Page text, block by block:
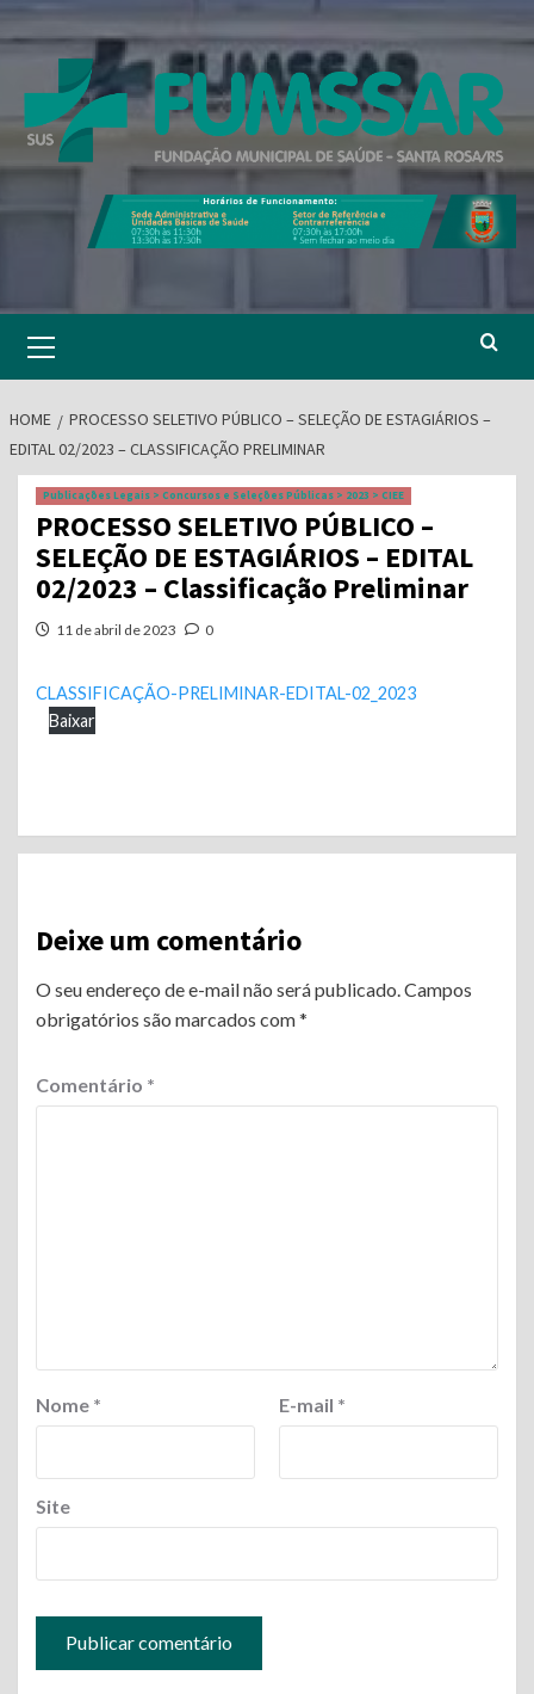
to
Menu
HOME
PROCESSO SELETIVO PÚBLICO – SELEÇÃO DE ESTAGIÁRIOS –
EDITAL 02/2023 – CLASSIFICAÇÃO PRELIMINAR
Publicações Legais > Concursos e Seleções Públicas > 2023 > CIEE
PROCESSO SELETIVO PÚBLICO –
SELEÇÃO DE ESTAGIÁRIOS – EDITAL
02/2023 – Classificação Preliminar
11 de abril de 2023 0
CLASSIFICAÇÃO-PRELIMINAR-EDITAL-02_2023
Baixar
Continue
Reading
Deixe um comentário
O seu endereço de e-mail não será publicado. Campos
obrigatórios são marcados com*
Comentário *
Nome * E-mail *
Site